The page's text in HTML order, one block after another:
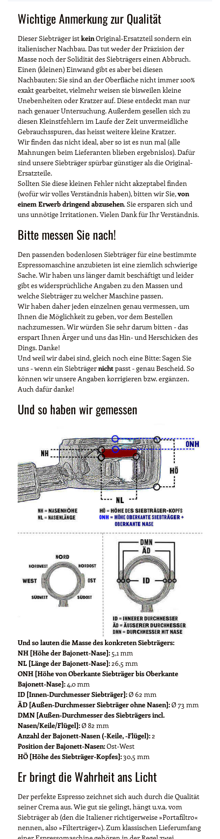
Wichtige Anmerkung zur Qualität
Dieser Siebträger istkeinOriginal-Ersatzteil sondern ein
italienischer Nachbau. Das tut weder der Präzision der
Masse noch der Solidität des Siebträgers einen Abbruch.
Einen (kleinen) Einwand gibt es aber bei diesen
Nachbauten: Sie sind an der Oberfläche nicht immer 100%
exakt gearbeitet, vielmehr weisen sie bisweilen kleine
Unebenheiten oder Kratzer auf. Diese entdeckt man nur
nach genauer Untersuchung. Außerdem gesellen sich zu
diesen Kleinstfehlern im Laufe der Zeit unvermeidliche
Gebrauchsspuren, das heisst weitere kleine Kratzer.
Wir finden das nicht ideal, aber so ist es nun mal (alle
Mahnungen beim Lieferanten blieben ergebnislos). Dafür
sind unsere Siebträger spürbar günstiger als die Original-
Ersatzteile.
Sollten Sie diese kleinen Fehler nicht akzeptabel finden
(wofür wir volles Verständnis haben), bitten wir Sie,von
einem Erwerb dringend abzusehen. Sie ersparen sich und
uns unnötige Irritationen. Vielen Dank für Ihr Verständnis.
Bitte messen Sie nach!
Den passenden bodenlosen Siebträger für eine bestimmte
Espressomaschine anzubieten ist eine ziemlich schwierige
Sache. Wir haben uns länger damit beschäftigt und leider
gibt es widersprüchliche Angaben zu den Massen und
welche Siebträger zu welcher Maschine passen.
Wir haben daher jeden einzelnen genau vermessen, um
Ihnen die Möglichkeit zu geben, vor dem Bestellen
nachzumessen. Wir würden Sie sehr darum bitten - das
erspart Ihnen Ärger und uns das Hin- und Herschicken des
Dings. Danke!
Und weil wir dabei sind, gleich noch eine Bitte: Sagen Sie
uns - wenn ein Siebträgernichtpasst - genau Bescheid. So
können wir unsere Angaben korrigieren bzw. ergänzen.
Auch dafür danke!
Und so haben wir gemessen
Und so lauten die Masse des konkreten Siebträgers:
NH [Höhe der Bajonett-Nase]: 5,1 mm
NL [Länge der Bajonett-Nase]:26,5 mm
ONH [Höhe von Oberkante Siebträger bis Oberkante
Bajonett-Nase]:4,0 mm
ID [Innen-Durchmesser Siebträger]:Ø 62 mm
ÄD [Außen-Durchmesser Siebträger ohne Nasen]:Ø 73 mm
DMN [Außen-Durchmesser des Siebträgers incl.
Nasen/Keile/Flügel]:Ø 82 mm
Anzahl der Bajonett-Nasen (-Keile, -Flügel):2
Position der Bajonett-Nasen:Ost-West
HÖ [Höhe des Siebträger-Kopfes]:30,5 mm
Er bringt die Wahrheit ans Licht
Der perfekte Espresso zeichnet sich auch durch die Qualität
seiner Crema aus. Wie gut sie gelingt, hängt u.v.a. vom
Siebträger ab (den die Italiener richtigerweise »Portafiltro«
nennen, also »Filterträger«). Zum klassischen Lieferumfang